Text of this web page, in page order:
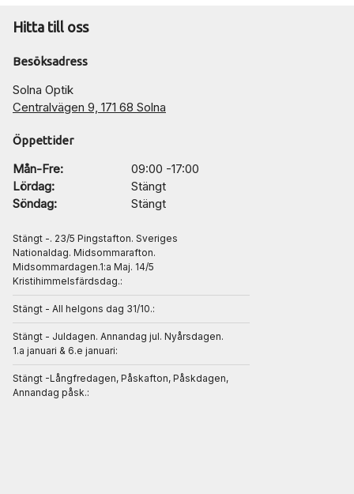
Hitta till oss
Besöksadress
Solna Optik
Centralvägen 9, 171 68 Solna
Öppettider
Mån-Fre:
09:00 -17:00
Lördag:
Stängt
Söndag:
Stängt
Stängt -. 23/5 Pingstafton. Sveriges
Nationaldag. Midsommarafton.
Midsommardagen.1:a Maj. 14/5
Kristihimmelsfärdsdag.:
Stängt - All helgons dag 31/10.:
Stängt - Juldagen. Annandag jul. Nyårsdagen.
1.a januari & 6.e januari:
Stängt -Långfredagen, Påskafton, Påskdagen,
Annandag påsk.: